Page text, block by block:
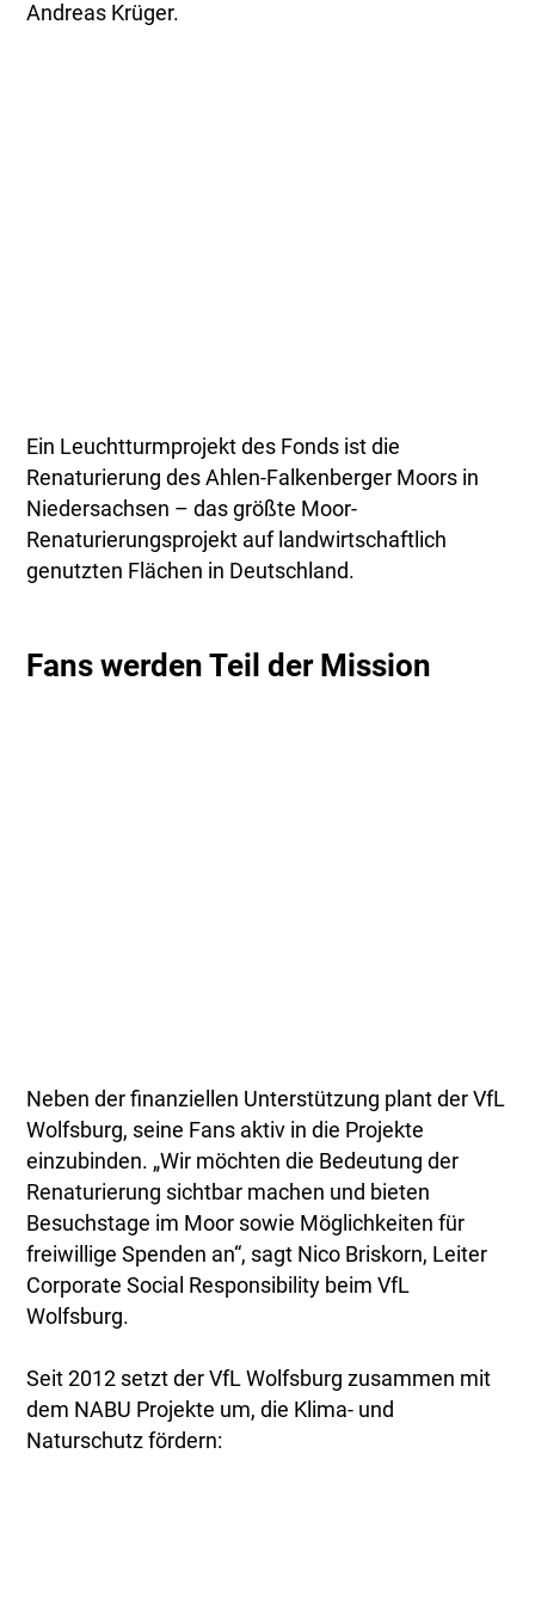
Andreas Krüger.
Ein Leuchtturmprojekt des Fonds ist die
Renaturierung des Ahlen-Falkenberger Moors in
Niedersachsen – das größte Moor-
Renaturierungsprojekt auf landwirtschaftlich
genutzten Flächen in Deutschland.
Fans werden Teil der Mission
Neben der finanziellen Unterstützung plant der VfL
Wolfsburg, seine Fans aktiv in die Projekte
einzubinden. „Wir möchten die Bedeutung der
Renaturierung sichtbar machen und bieten
Besuchstage im Moor sowie Möglichkeiten für
freiwillige Spenden an“, sagt Nico Briskorn, Leiter
Corporate Social Responsibility beim VfL
Wolfsburg.
Seit 2012 setzt der VfL Wolfsburg zusammen mit
dem NABU Projekte um, die Klima- und
Naturschutz fördern: